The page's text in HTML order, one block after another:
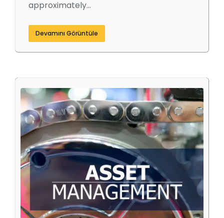
approximately…
Devamını Görüntüle